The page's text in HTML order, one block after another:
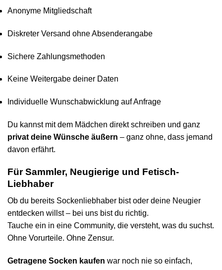
Anonyme Mitgliedschaft
Diskreter Versand ohne Absenderangabe
Sichere Zahlungsmethoden
Keine Weitergabe deiner Daten
Individuelle Wunschabwicklung auf Anfrage
Du kannst mit dem Mädchen direkt schreiben und ganz
privat deine Wünsche äußern – ganz ohne, dass jemand
davon erfährt.
Für Sammler, Neugierige und Fetisch-
Liebhaber
Ob du bereits Sockenliebhaber bist oder deine Neugier
entdecken willst – bei uns bist du richtig.
Tauche ein in eine Community, die versteht, was du suchst.
Ohne Vorurteile. Ohne Zensur.
Getragene Socken kaufen war noch nie so einfach,